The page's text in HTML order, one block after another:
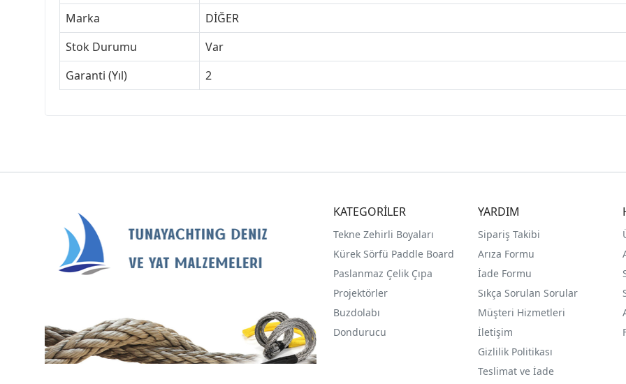
Marka
DİĞER
Stok Durumu
Var
Garanti (Yıl)
2
KATEGORİLER
Tekne Zehirli Boyaları
Kürek Sörfü Paddle Board
Paslanmaz Çelik Çıpa
Projektörler
Buzdolabı
Dondurucu
YARDIM
Sipariş Takibi
Arıza Formu
İade Formu
Sıkça Sorulan Sorular
Müşteri Hizmetleri
İletişim
Gizlilik Politikası
Teslimat ve İade